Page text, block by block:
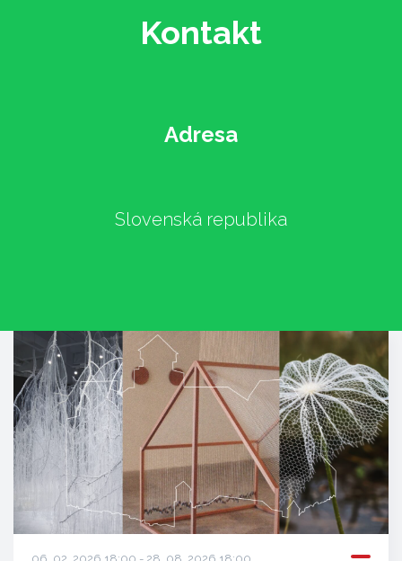
Kontakt
Adresa
Slovenská republika
06. 02. 2026 18:00 - 28. 08. 2026 18:00